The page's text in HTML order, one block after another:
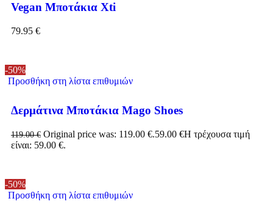
Vegan Μποτάκια Xti
79.95 €
-50%
Προσθήκη στη λίστα επιθυμιών
Δερμάτινα Μποτάκια Mago Shoes
119.00€ Original price was: 119.00 €.59.00 €Η τρέχουσα τιμή
είναι: 59.00 €.
-50%
Προσθήκη στη λίστα επιθυμιών